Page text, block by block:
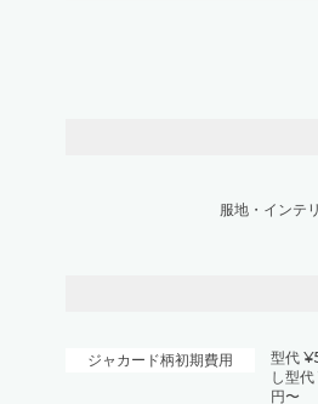
服地・ インテ
ジャカード柄初期費用
型代
し型
円〜